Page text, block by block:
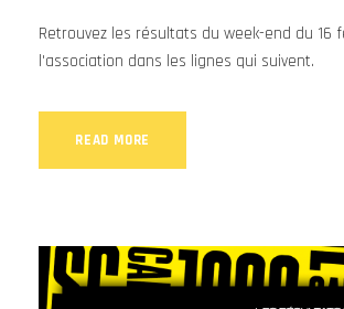
Retrouvez les résultats du week-end du 16
l'association dans les lignes qui suivent.
READ MORE